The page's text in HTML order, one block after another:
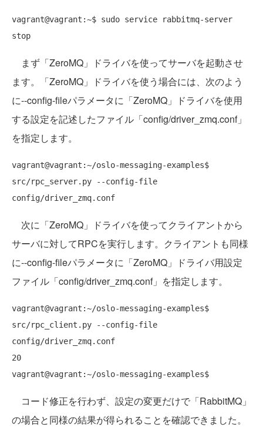
vagrant@vagrant:~$ sudo service rabbitmq-server
まず「ZeroMQ」ドライバを使ってサーバを起動させ
ます。「ZeroMQ」ドライバを使う場合には、次のよう
に--config-fileパラメータに「ZeroMQ」ドライバを使用
する設定を記述したファイル「config/driver_zmq.conf」
を指定します。
vagrant@vagrant:~/oslo-messaging-examples$
src/rpc_server.py --config-file
次に「ZeroMQ」ドライバを使ってクライアントから
サーバに対してRPCを実行します。クライアントも同様
に--config-fileパラメータに「ZeroMQ」ドライバ用設定
ファイル「config/driver_zmq.conf」を指定します。
vagrant@vagrant:~/oslo-messaging-examples$
src/rpc_client.py --config-file
config/driver_zmq.conf
20
コード修正を行わず、設定の変更だけで「RabbitMQ」
の場合と同様の結果が得られることを確認できました。